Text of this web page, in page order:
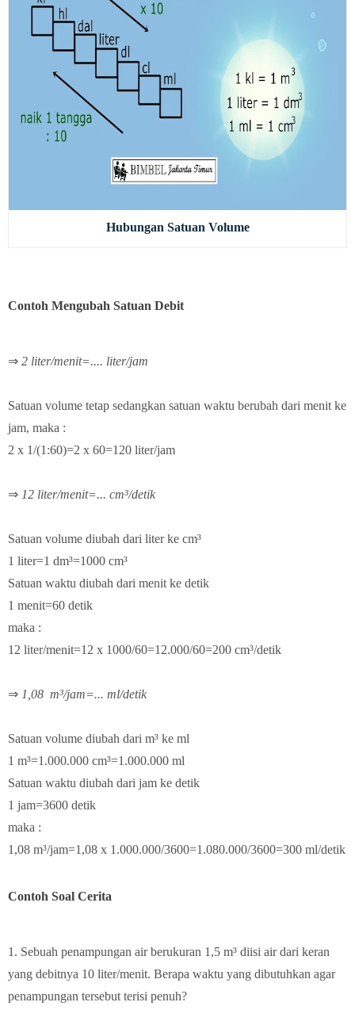
Hubungan Satuan Volume
Contoh Mengubah Satuan Debit
⇒ 2 liter/menit=.... liter/jam
Satuan volume tetap sedangkan satuan waktu berubah dari menit ke
jam, maka :
2 x 1/(1:60)=2 x 60=120 liter/jam
⇒ 12 liter/menit=... cm³/detik
Satuan volume diubah dari liter ke cm³
1 liter=1 dm³=1000 cm³
Satuan waktu diubah dari menit ke detik
1 menit=60 detik
maka :
12 liter/menit=12 x 1000/60=12.000/60=200 cm³/detik
⇒ 1,08 m³/jam=... ml/detik
Satuan volume diubah dari m³ ke ml
1 m³=1.000.000 cm³=1.000.000 ml
Satuan waktu diubah dari jam ke detik
1 jam=3600 detik
maka :
1,08 m³/jam=1,08 x 1.000.000/3600=1.080.000/3600=300 ml/detik
Contoh Soal Cerita
1. Sebuah penampungan air berukuran 1,5 m³ diisi air dari keran
yang debitnya 10 liter/menit. Berapa waktu yang dibutuhkan agar
penampungan tersebut terisi penuh?